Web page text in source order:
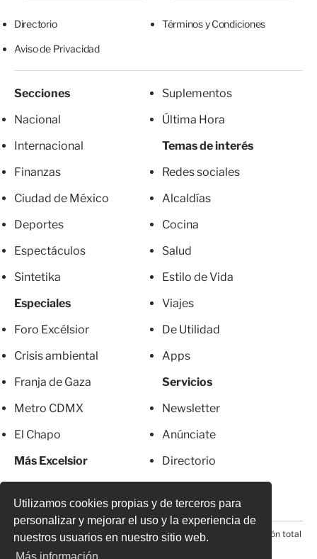
Utilizamos cookies propias y de terceros para
personalizar y mejorar el uso y la experiencia de
nuestros usuarios en nuestro sitio web.
Directorio Términos y Condiciones
Aviso de Privacidad
Secciones
Nacional
Internacional
Finanzas
Ciudad de México
Deportes
Espectáculos
Sintetika
Especiales
Foro Excélsior
Crisis ambiental
Franja de Gaza
Metro CDMX
El Chapo
Más Excelsior
Suplementos
Última Hora
Temas de interés
Redes sociales
Alcaldías
Cocina
Salud
Estilo de Vida
Viajes
De Utilidad
Apps
Servicios
Newsletter
Anúnciate
Directorio
© 2026 Todos los derechos reservados. Prohibida la reproducción total
o parcial, incluyendo cualquier medio electrónico*